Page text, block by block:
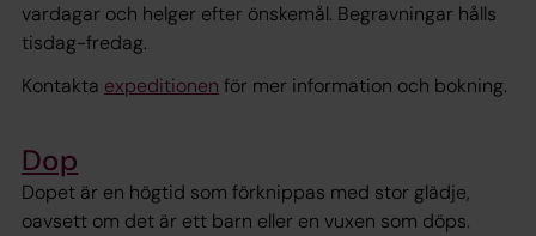
vardagar och helger efter önskemål. Begravningar hålls
tisdag-fredag.
Kontakta expeditionen för mer information och bokning.
Dop
Dopet är en högtid som förknippas med stor glädje,
oavsett om det är ett barn eller en vuxen som döps.